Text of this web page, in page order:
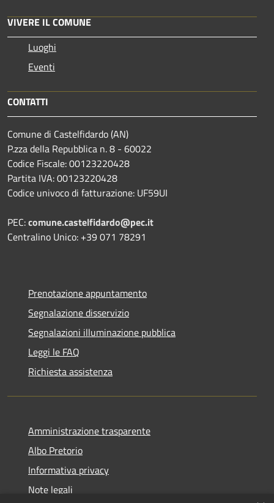
VIVERE IL COMUNE
Luoghi
Eventi
CONTATTI
Comune di Castelfidardo (AN)
P.zza della Repubblica n. 8 - 60022
Codice Fiscale: 00123220428
Partita IVA: 00123220428
Codice univoco di fatturazione: UF59UI
PEC:comune.castelfidardo@pec.it
Centralino Unico: +39 071 78291
Prenotazione appuntamento
Segnalazione disservizio
Segnalazioni illuminazione pubblica
Leggi le FAQ
Richiesta assistenza
Amministrazione trasparente
Albo Pretorio
Informativa privacy
Note legali